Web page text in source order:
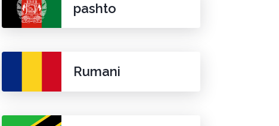
pashto
Rumani